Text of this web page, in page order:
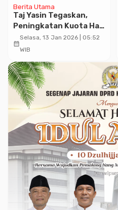
Berita Utama
Taj Yasin Tegaskan,
Peningkatan Kuota Haji
Harus Diimbangi
dengan Layanan yang
calendar_month
Selasa, 13 Jan 2026 | 05:52
WIB